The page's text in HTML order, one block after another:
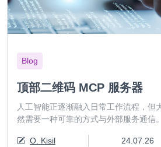
Blog
顶部二维码 MCP 服务器
人工智能正逐渐融入日常工作流程，但
然需要一种可靠的方式与外部服务通信。
O. Kisil 24.07.26